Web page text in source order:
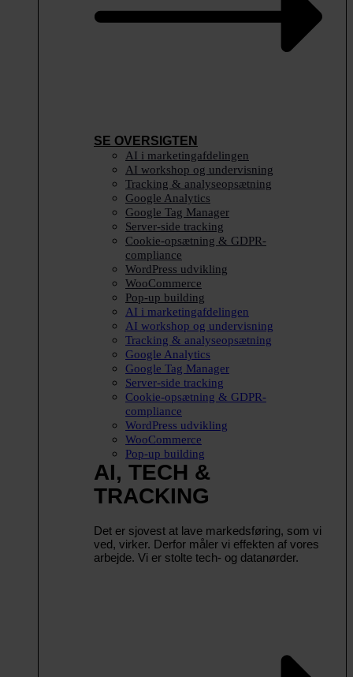
SE OVERSIGTEN
AI i marketingafdelingen
AI workshop og undervisning
Tracking & analyseopsætning
Google Analytics
Google Tag Manager
Server-side tracking
Cookie-opsætning & GDPR-
compliance
WordPress udvikling
WooCommerce
Pop-up building
AI i marketingafdelingen
AI workshop og undervisning
Tracking & analyseopsætning
Google Analytics
Google Tag Manager
Server-side tracking
Cookie-opsætning & GDPR-
compliance
WordPress udvikling
WooCommerce
Pop-up building
AI, TECH &
TRACKING
Det er sjovest at lave markedsføring, som vi
ved, virker. Derfor måler vi effekten af vores
arbejde. Vi er stolte tech- og datanørder.